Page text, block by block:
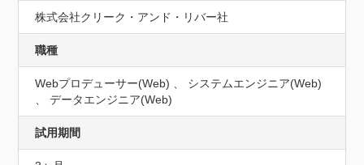
株式会社クリーク・アンド・リバー社
職種
Webプロデューサー(Web) 、 システムエンジニア(Web)
、 データエンジニア(Web)
試用期間